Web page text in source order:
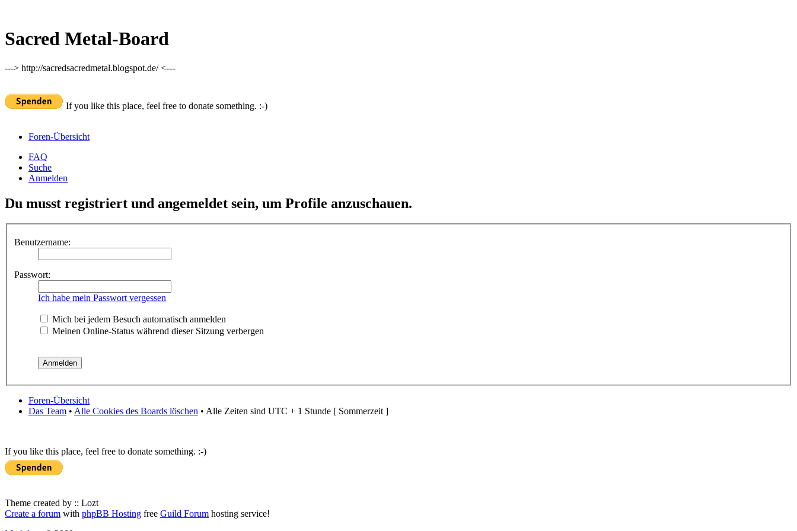
Sacred Metal-Board
---> http://sacredsacredmetal.blogspot.de/ <---
If you like this place, feel free to donate something. :-)
Foren-Übersicht
FAQ
Suche
Anmelden
Du musst registriert und angemeldet sein, um Profile anzuschauen.
Benutzername:
Passwort:
Ich habe mein Passwort vergessen
Mich bei jedem Besuch automatisch anmelden
Meinen Online-Status während dieser Sitzung verbergen
Foren-Übersicht
Das Team • Alle Cookies des Boards löschen • Alle Zeiten sind UTC + 1 Stunde [ Sommerzeit ]
If you like this place, feel free to donate something. :-)
Theme created by :: Lozt
Create a forum with phpBB Hosting free Guild Forum hosting service!